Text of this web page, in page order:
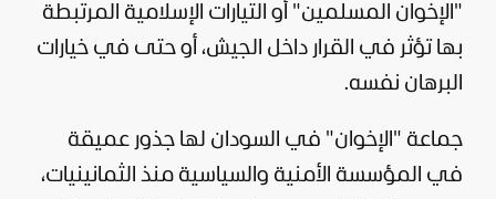
"الإخوان المسلمين" أو التيارات الإسلامية المرتبطة
بها تؤثر في القرار داخل الجيش، أو حتى في خيارات
البرهان نفسه.
جماعة "الإخوان" في السودان لها جذور عميقة
في المؤسسة الأمنية والسياسية منذ الثمانينيات،